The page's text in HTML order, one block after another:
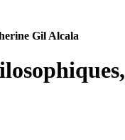
Gil Alcala